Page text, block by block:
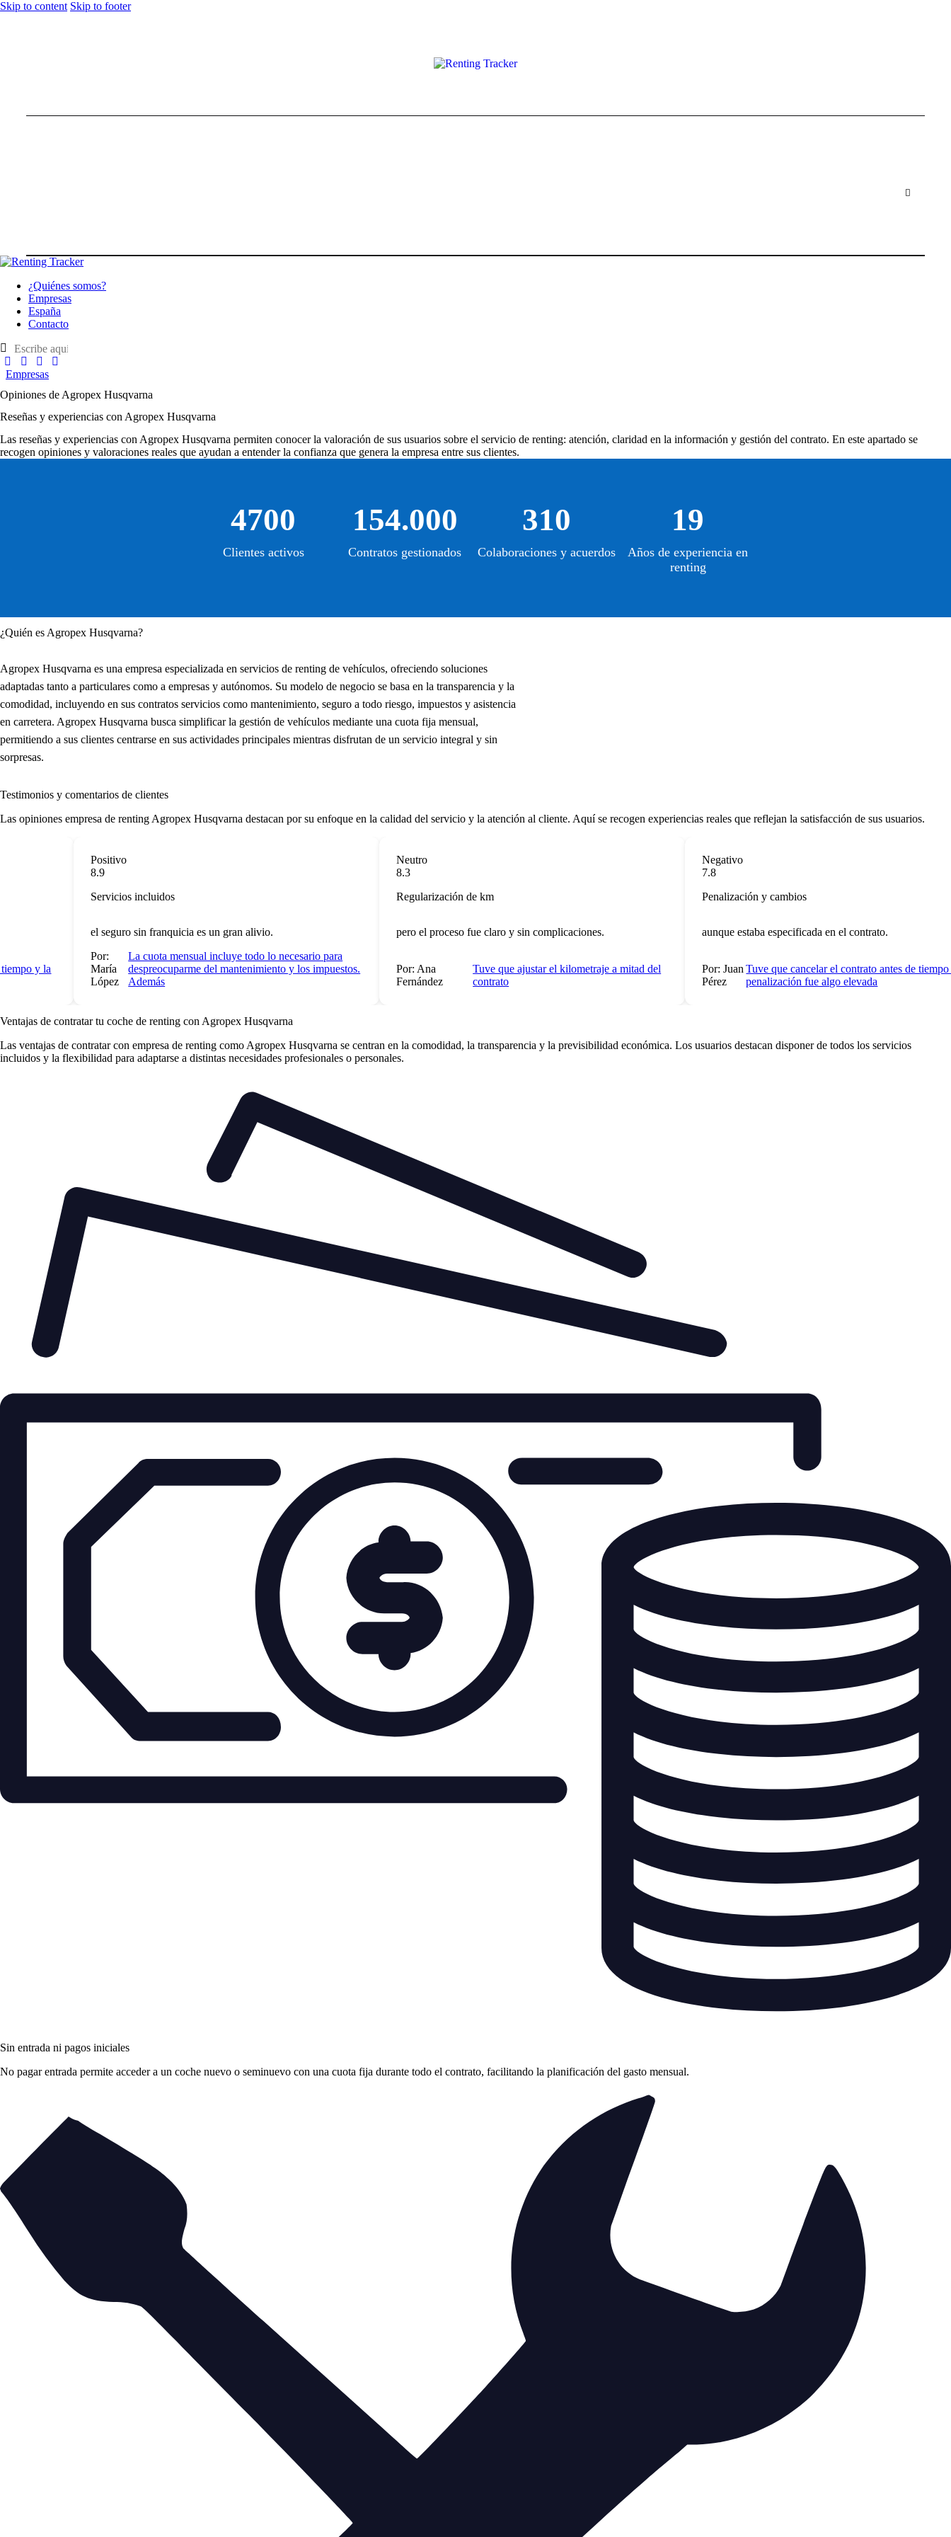
Skip to content Skip to footer
¿Quiénes somos?
Empresas
España
Contacto
Empresas
Opiniones de Agropex Husqvarna
Reseñas y experiencias con Agropex Husqvarna
Las reseñas y experiencias con Agropex Husqvarna permiten conocer la valoración de sus usuarios sobre el servicio de renting: atención, claridad en la información y gestión del contrato. En este apartado se
recogen opiniones y valoraciones reales que ayudan a entender la confianza que genera la empresa entre sus clientes.
4700
Clientes activos
154.000
Contratos gestionados
310
Colaboraciones y acuerdos
19
Años de experiencia en
renting
¿Quién es Agropex Husqvarna?
Agropex Husqvarna es una empresa especializada en servicios de renting de vehículos, ofreciendo soluciones
adaptadas tanto a particulares como a empresas y autónomos. Su modelo de negocio se basa en la transparencia y la
comodidad, incluyendo en sus contratos servicios como mantenimiento, seguro a todo riesgo, impuestos y asistencia
en carretera. Agropex Husqvarna busca simplificar la gestión de vehículos mediante una cuota fija mensual,
permitiendo a sus clientes centrarse en sus actividades principales mientras disfrutan de un servicio integral y sin
sorpresas.
Testimonios y comentarios de clientes
Las opiniones empresa de renting Agropex Husqvarna destacan por su enfoque en la calidad del servicio y la atención al cliente. Aquí se recogen experiencias reales que reflejan la satisfacción de sus usuarios.
y la
Positivo
8.9
Servicios incluidos
el seguro sin franquicia es un gran alivio.
Por:
María
López
La cuota mensual incluye todo lo necesario para
despreocuparme del mantenimiento y los impuestos.
Además
Neutro
8.3
Regularización de km
pero el proceso fue claro y sin complicaciones.
Por: Ana
Fernández
Tuve que ajustar el kilometraje a mitad del
contrato
Negativo
7.8
Penalización y cambios
aunque estaba especificada en el contrato.
Por: Juan
Pérez
Tuve que cancelar el contrato antes de tiempo y
penalización fue algo elevada
Ventajas de contratar tu coche de renting con Agropex Husqvarna
Las ventajas de contratar con empresa de renting como Agropex Husqvarna se centran en la comodidad, la transparencia y la previsibilidad económica. Los usuarios destacan disponer de todos los servicios
incluidos y la flexibilidad para adaptarse a distintas necesidades profesionales o personales.
Sin entrada ni pagos iniciales
No pagar entrada permite acceder a un coche nuevo o seminuevo con una cuota fija durante todo el contrato, facilitando la planificación del gasto mensual.